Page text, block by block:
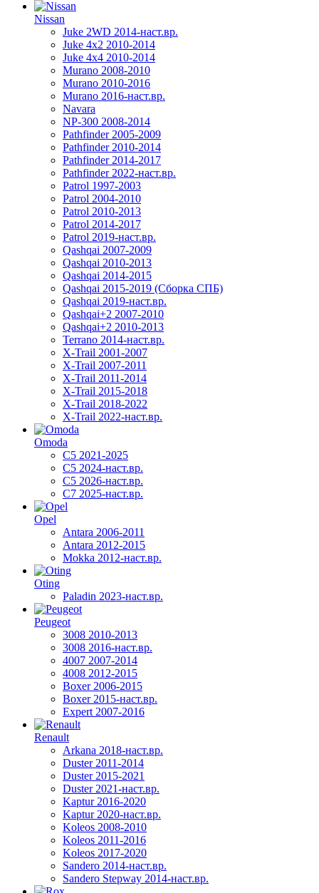
Nissan
Juke 2WD 2014-наст.вр.
Juke 4x2 2010-2014
Juke 4x4 2010-2014
Murano 2008-2010
Murano 2010-2016
Murano 2016-наст.вр.
Navara
NP-300 2008-2014
Pathfinder 2005-2009
Pathfinder 2010-2014
Pathfinder 2014-2017
Pathfinder 2022-наст.вр.
Patrol 1997-2003
Patrol 2004-2010
Patrol 2010-2013
Patrol 2014-2017
Patrol 2019-наст.вр.
Qashqai 2007-2009
Qashqai 2010-2013
Qashqai 2014-2015
Qashqai 2015-2019 (Сборка СПБ)
Qashqai 2019-наст.вр.
Qashqai+2 2007-2010
Qashqai+2 2010-2013
Terrano 2014-наст.вр.
X-Trail 2001-2007
X-Trail 2007-2011
X-Trail 2011-2014
X-Trail 2015-2018
X-Trail 2018-2022
X-Trail 2022-наст.вр.
Omoda
C5 2021-2025
C5 2024-наст.вр.
C5 2026-наст.вр.
C7 2025-наст.вр.
Opel
Antara 2006-2011
Antara 2012-2015
Mokka 2012-наст.вр.
Oting
Paladin 2023-наст.вр.
Peugeot
3008 2010-2013
3008 2016-наст.вр.
4007 2007-2014
4008 2012-2015
Boxer 2006-2015
Boxer 2015-наст.вр.
Expert 2007-2016
Renault
Arkana 2018-наст.вр.
Duster 2011-2014
Duster 2015-2021
Duster 2021-наст.вр.
Kaptur 2016-2020
Kaptur 2020-наст.вр.
Koleos 2008-2010
Koleos 2011-2016
Koleos 2017-2020
Sandero 2014-наст.вр.
Sandero Stepway 2014-наст.вр.